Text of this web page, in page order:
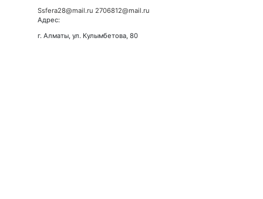
Ssfera28@mail.ru 2706812@mail.ru
Адрес:
г. Алматы, ул. Кулымбетова, 80